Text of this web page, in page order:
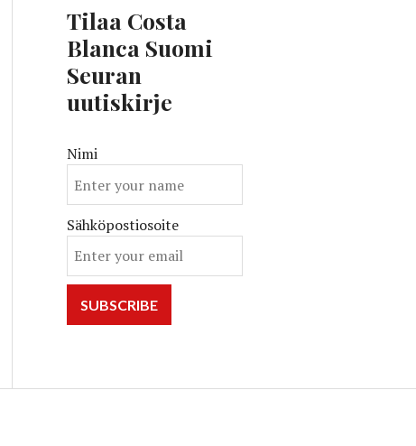
Tilaa Costa
Blanca Suomi
Seuran
uutiskirje
Nimi
Sähköpostiosoite